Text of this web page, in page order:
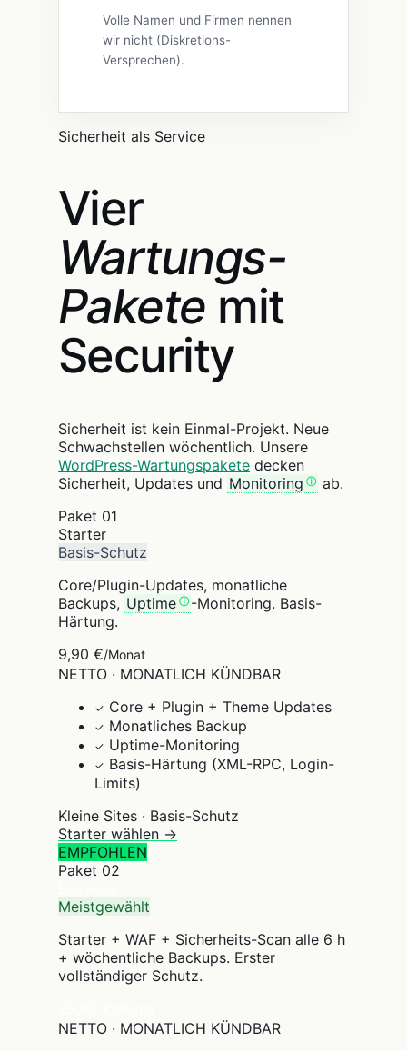
Volle Namen und Firmen nennen
wir nicht (Diskretions-
Versprechen).
Sicherheit als Service
Vier
Wartungs-
Pakete mit
Security
Sicherheit ist kein Einmal-Projekt. Neue
Schwachstellen wöchentlich. Unsere
WordPress-Wartungspakete decken
Sicherheit, Updates und Monitoring
ab.
Paket 01
Starter
Basis-Schutz
Core/Plugin-Updates, monatliche
Backups, Uptime
-Monitoring. Basis-
Härtung.
9,90 €/Monat
NETTO · MONATLICH KÜNDBAR
✓ Core + Plugin + Theme Updates
✓ Monatliches Backup
✓ Uptime-Monitoring
✓ Basis-Härtung (XML-RPC, Login-
Limits)
Kleine Sites · Basis-Schutz
Starter wählen →
EMPFOHLEN
Paket 02
Meistgewählt
Starter + WAF + Sicherheits-Scan alle 6 h
+ wöchentliche Backups. Erster
vollständiger Schutz.
NETTO · MONATLICH KÜNDBAR